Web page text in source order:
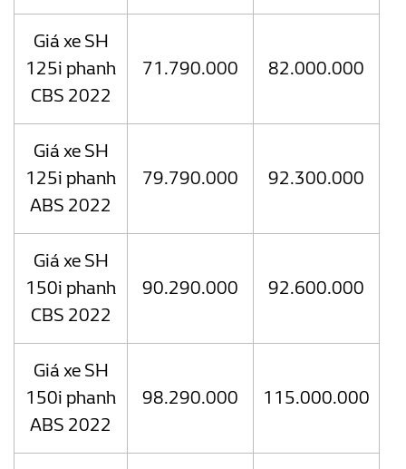
Giá xe SH
125i phanh
CBS 2022
71.790.000 82.000.000
Giá xe SH
125i phanh
ABS 2022
79.790.000 92.300.000
Giá xe SH
150i phanh
CBS 2022
90.290.000 92.600.000
Giá xe SH
150i phanh
ABS 2022
98.290.000 115.000.000